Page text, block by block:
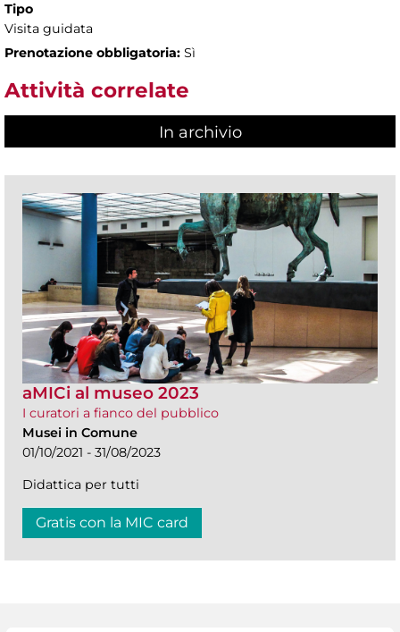
Tipo
Visita guidata
Prenotazione obbligatoria: Sì
Attività correlate
In archivio
aMICi al museo 2023
I curatori a fianco del pubblico
Musei in Comune
01/10/2021 - 31/08/2023
Didattica per tutti
Gratis con la MIC card